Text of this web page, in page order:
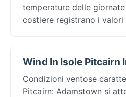
temperature delle
costiere registrano i valori
Wind In Isole Pitcairn
Condizioni ventose
Pitcairn: Adamstown si